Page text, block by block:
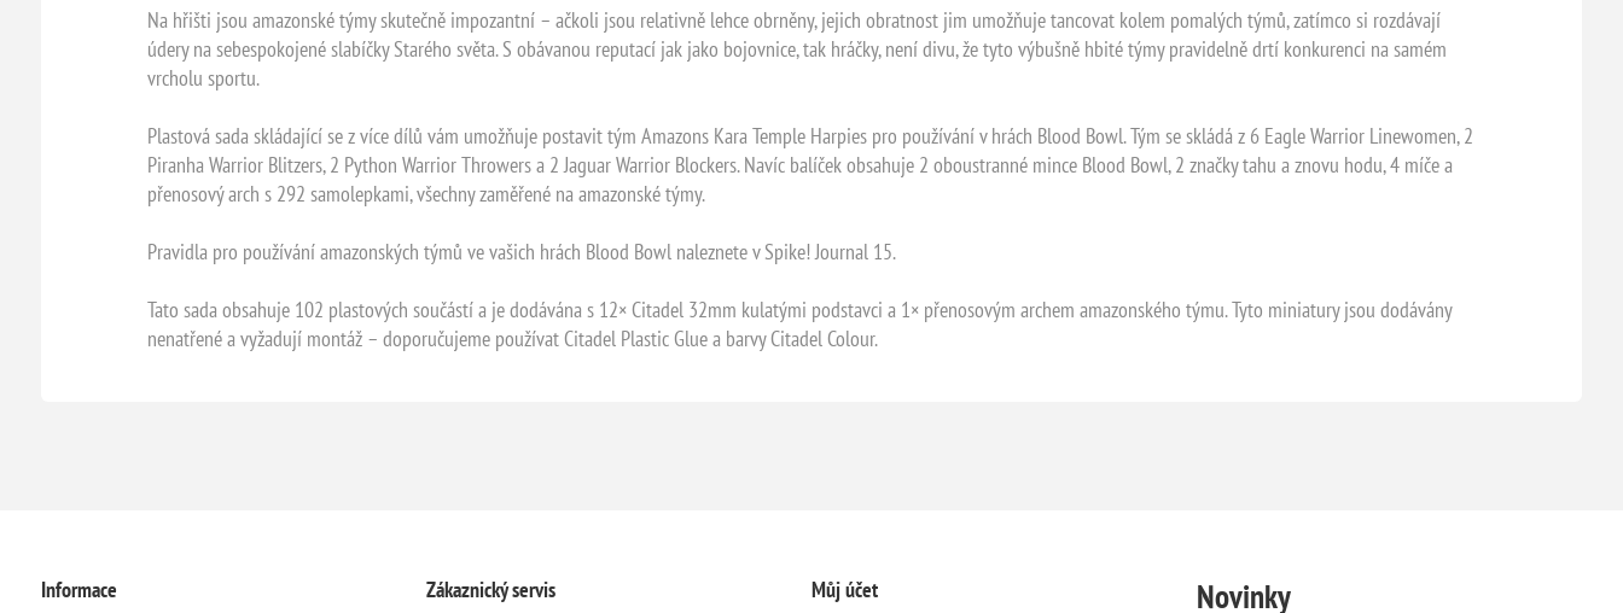
Na hřišti jsou amazonské týmy skutečně impozantní – ačkoli jsou relativně lehce obrněny, jejich obratnost jim umožňuje tancovat kolem pomalých týmů, zatímco si rozdávají
údery na sebespokojené slabíčky Starého světa. S obávanou reputací jak jako bojovnice, tak hráčky, není divu, že tyto výbušně hbité týmy pravidelně drtí konkurenci na samém
vrcholu sportu.
Plastová sada skládající se z více dílů vám umožňuje postavit tým Amazons Kara Temple Harpies pro používání v hrách Blood Bowl. Tým se skládá z 6 Eagle Warrior Linewomen, 2
Piranha Warrior Blitzers, 2 Python Warrior Throwers a 2 Jaguar Warrior Blockers. Navíc balíček obsahuje 2 oboustranné mince Blood Bowl, 2 značky tahu a znovu hodu, 4 míče a
přenosový arch s 292 samolepkami, všechny zaměřené na amazonské týmy.
Pravidla pro používání amazonských týmů ve vašich hrách Blood Bowl naleznete v Spike! Journal 15.
Tato sada obsahuje 102 plastových součástí a je dodávána s 12× Citadel 32mm kulatými podstavci a 1× přenosovým archem amazonského týmu. Tyto miniatury jsou dodávány
nenatřené a vyžadují montáž – doporučujeme používat Citadel Plastic Glue a barvy Citadel Colour.
Informace Zákaznický servis Můj účet Novinky